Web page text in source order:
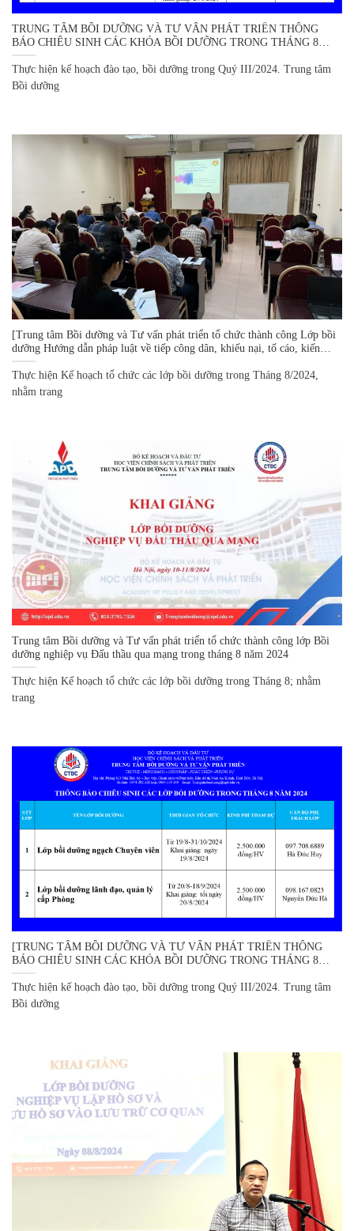
TRUNG TÂM BỒI DƯỠNG VÀ TƯ VẤN PHÁT TRIỂN THÔNG
BÁO CHIÊU SINH CÁC KHÓA BỒI DƯỠNG TRONG THÁNG 8
NĂM 2024 (ĐỢT 2)
Thực hiện kế hoạch đào tạo, bồi dưỡng trong Quý III/2024. Trung tâm
Bồi dưỡng
[Trung tâm Bồi dưỡng và Tư vấn phát triển tổ chức thành công Lớp bồi
dưỡng Hướng dẫn pháp luật về tiếp công dân, khiếu nại, tố cáo, kiến
nghị phản ánh cho các đối tượng là công chức, viên chức thuộc Bộ Kế
hoạch và Đầu tư]
Thực hiện Kế hoạch tổ chức các lớp bồi dưỡng trong Tháng 8/2024,
nhằm trang
Trung tâm Bồi dưỡng và Tư vấn phát triển tổ chức thành công lớp Bồi
dưỡng nghiệp vụ Đấu thầu qua mạng trong tháng 8 năm 2024
Thực hiện Kế hoạch tổ chức các lớp bồi dưỡng trong Tháng 8; nhằm
trang
[TRUNG TÂM BỒI DƯỠNG VÀ TƯ VẤN PHÁT TRIỂN THÔNG
BÁO CHIÊU SINH CÁC KHÓA BỒI DƯỠNG TRONG THÁNG 8
NĂM 2024]
Thực hiện kế hoạch đào tạo, bồi dưỡng trong Quý III/2024. Trung tâm
Bồi dưỡng